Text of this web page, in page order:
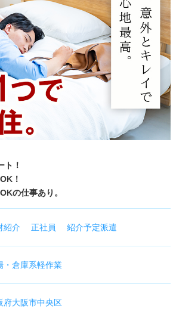
即入寮特集
関西特集
面接会に行こう
よくある質問
Instagram
Twitter
ト！
！
の仕事あり。
紹介 正社員 紹介予定派遣
・倉庫系軽作業
府大阪市中央区